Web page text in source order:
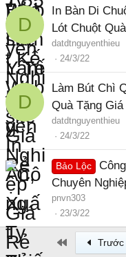
D
In Bàn Di
Lót Chuột
datdtnguyenthieu
24/3/22
D
Làm Bút Chì
Quà Tặng Giá
datdtnguyenthieu
24/3/22
Bảo Lộc
Chuyên
pnvn303
23/3/22
Trước